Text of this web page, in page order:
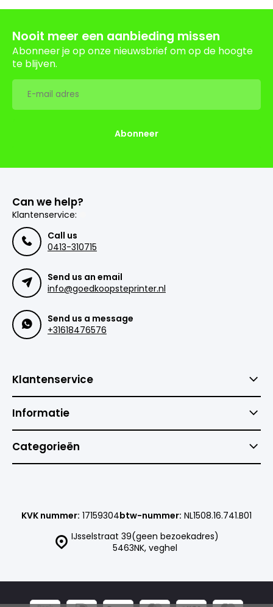
Nooit meer een aanbieding missen
Abonneer je op onze nieuwsbrief om op de hoogte
te blijven.
Abonneer
Can we help?
Klantenservice:
Call us
0413-310715
Send us an email
info@goedkoopsteprinter.nl
Send us a message
+31618476576
Klantenservice
Informatie
Categorieën
IJsselstraat 39(geen bezoekadres)
5463NK, veghel
KVK nummer: 17159304btw-nummer: NL1508.16.741.B01